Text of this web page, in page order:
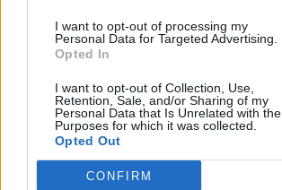
I want to opt-out of processing my
Personal Data for Targeted Advertising.
Opted In
I want to opt-out of Collection, Use,
Retention, Sale, and/or Sharing of my
Personal Data that Is Unrelated with the
Purposes for which it was collected.
Opted Out
CONFIRM